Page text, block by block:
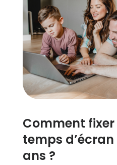
Comment
temps d’écran
ans ?